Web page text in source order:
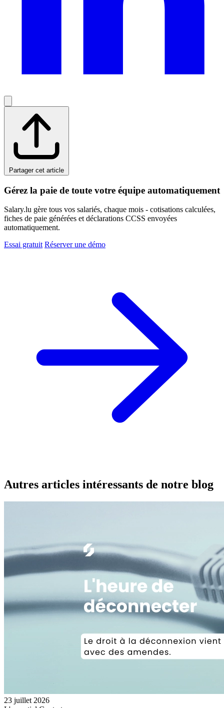
Partager cet article
Gérez la paie de toute votre équipe automatiquement
Salary.lu gère tous vos salariés, chaque mois - cotisations calculées,
fiches de paie générées et déclarations CCSS envoyées
automatiquement.
Essai gratuit Réserver une démo
Autres articles intéressants de notre blog
23 juillet 2026